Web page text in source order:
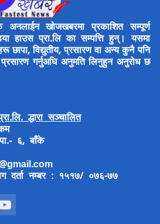
अनलाईन खोजखबरमा प्रकाशित सम्पूर्ण
हाउस प्रा.लि का सम्पत्ति हुन्। यसमा
छापा, विद्युतीय, प्रसारण वा अन्य कुनै पनि
गर्नुअघि अनुमति लिनुहुन अनुरोध छ
द्धारा सञ्चालित
६, बाँके
दर्ता नम्बर : १५१७/ ०७६-७७